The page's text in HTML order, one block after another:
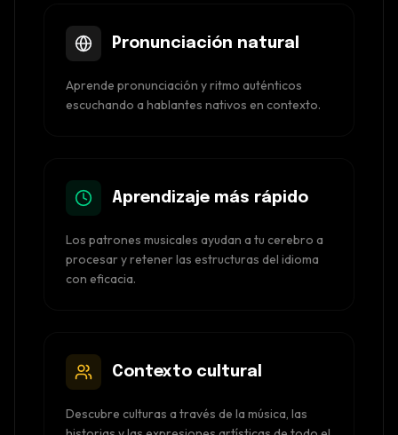
Pronunciación natural
Aprende pronunciación y ritmo auténticos
escuchando a hablantes nativos en contexto.
Aprendizaje más rápido
Los patrones musicales ayudan a tu cerebro a
procesar y retener las estructuras del idioma
con eficacia.
Contexto cultural
Descubre culturas a través de la música, las